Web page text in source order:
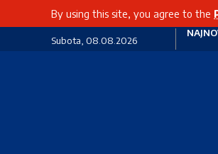
By using this site, you agree to the
Subota, 08.08.2026